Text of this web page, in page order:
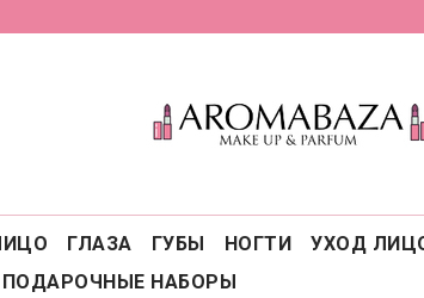
ГЛАЗА ГУБЫ НОГТИ УХОД
ПОДАРОЧНЫЕ НАБОРЫ